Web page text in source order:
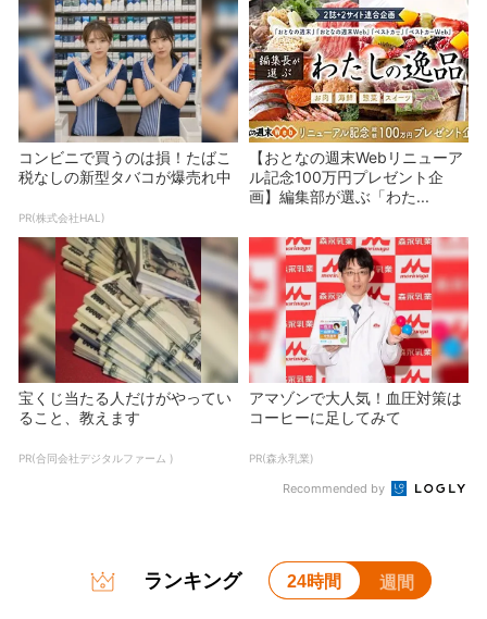
コンビニで買うのは損！たばこ
税なしの新型タバコが爆売れ中
PR(株式会社HAL)
【おとなの週末Webリニューア
ル記念100万円プレゼント企
画】編集部が選ぶ「わた...
宝くじ当たる人だけがやってい
ること、教えます
PR(合同会社デジタルファーム )
アマゾンで大人気！血圧対策は
コーヒーに足してみて
PR(森永乳業)
Recommended by
ランキング 24時間 週間